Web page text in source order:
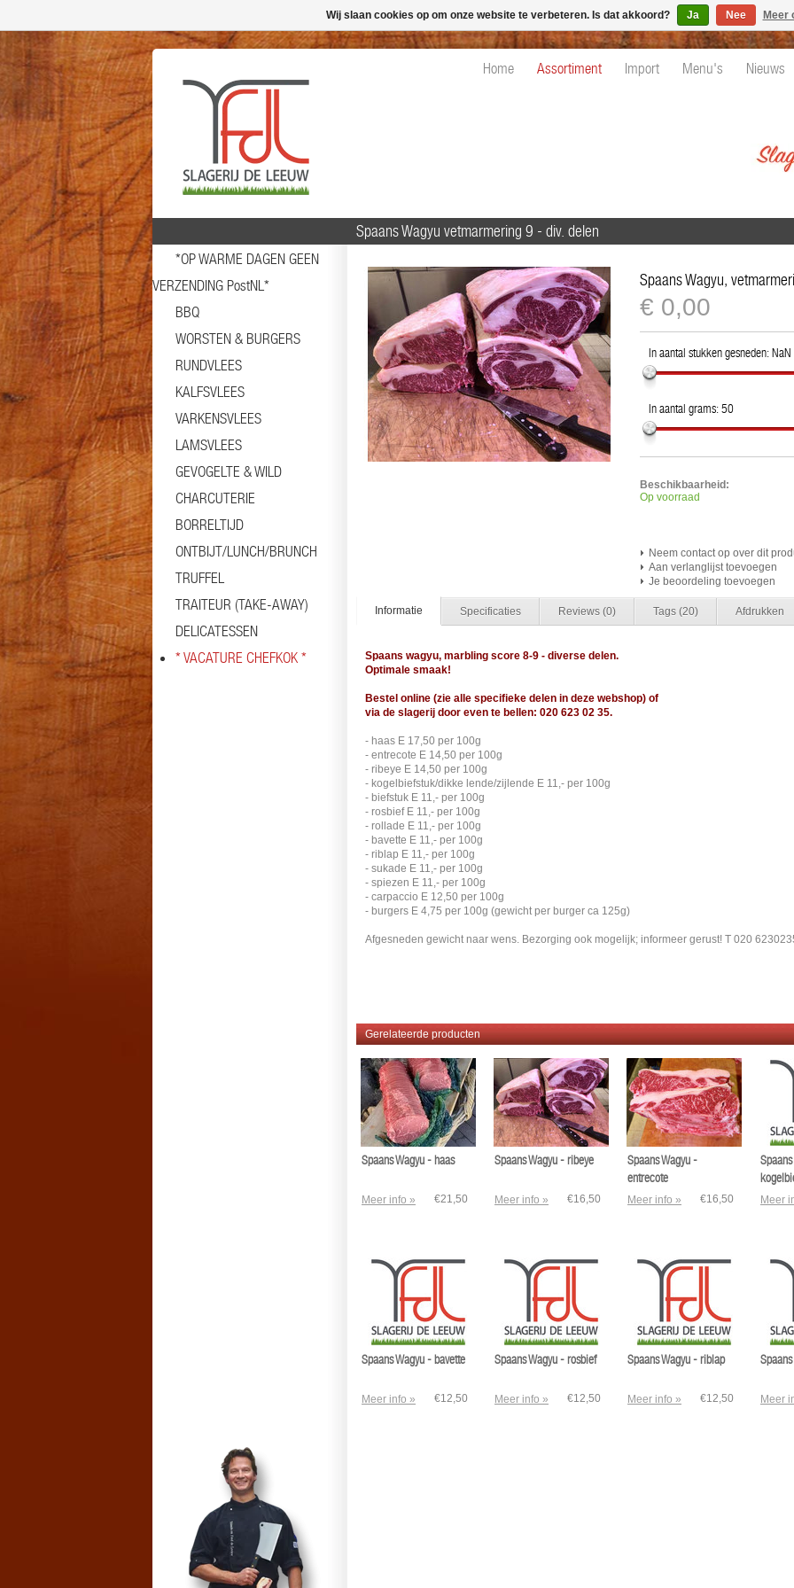
Home Assortiment Import Menu's Nieuws
*OP WARME DAGEN GEEN
VERZENDING PostNL*
BBQ
WORSTEN & BURGERS
RUNDVLEES
KALFSVLEES
VARKENSVLEES
LAMSVLEES
GEVOGELTE & WILD
CHARCUTERIE
BORRELTIJD
ONTBIJT/LUNCH/BRUNCH
TRUFFEL
TRAITEUR (TAKE-AWAY)
DELICATESSEN
* VACATURE CHEFKOK *
Spaans Wagyu vetmarmering 9 - div. delen
Spaans Wagyu,
€ 0,00
In aantal stukken gesneden:NaN
In aantal grams:50
€0,00
Beschikbaarheid:
Op voorraad
Neem contact op over dit
Aan verlanglijst toevoegen
Je beoordeling toevoegen
Informatie Specificaties Reviews (0) Tags (20) Afdrukken
Spaans wagyu, marbling score 8-9 - diverse delen.
Optimale smaak!
Bestel online (zie alle specifieke delen in deze webshop) of
via de slagerij door even te bellen: 020 623 02 35.
- haas E 17,50 per 100g
- entrecote E 14,50 per 100g
- ribeye E 14,50 per 100g
- kogelbiefstuk/dikke lende/zijlende E 11,- per 100g
- biefstuk E 11,- per 100g
- rosbief E 11,- per 100g
- rollade E 11,- per 100g
- bavette E 11,- per 100g
- riblap E 11,- per 100g
- sukade E 11,- per 100g
- spiezen E 11,- per 100g
- carpaccio E 12,50 per 100g
- burgers E 4,75 per 100g (gewicht per burger ca 125g)
Afgesneden gewicht naar wens. Bezorging ook mogelijk; informeer gerust! T 020
Gerelateerde producten
Spaans Wagyu - haas
Meer info » €21,50
Spaans Wagyu - ribeye
Meer info » €16,50
Spaans Wagyu -
entrecote
Meer info » €16,50 Meer
Spaans Wagyu - bavette
Meer info » €12,50
Spaans Wagyu - rosbief
Meer info » €12,50
Spaans Wagyu - riblap
Meer info » €12,50 Meer
Wij slaan cookies op om onze website te verbeteren. Is dat akkoord? Ja Nee Meer